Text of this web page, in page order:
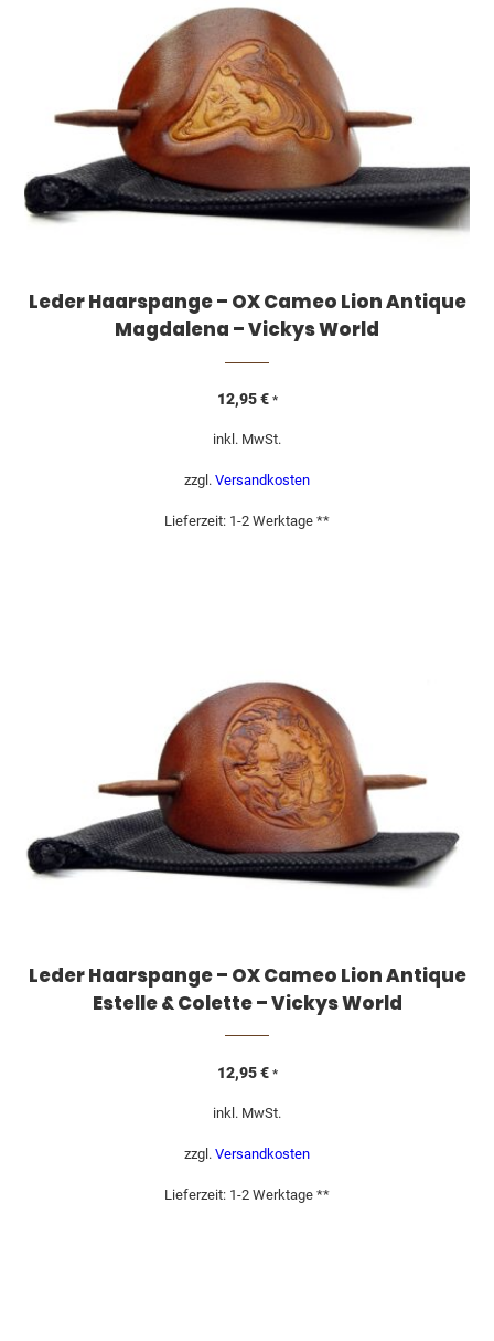
Leder Haarspange – OX Cameo Lion Antique
Magdalena – Vickys World
12,95€ *
inkl. MwSt.
zzgl. Versandkosten
Lieferzeit: 1-2 Werktage **
Leder Haarspange – OX Cameo Lion Antique
Estelle & Colette – Vickys World
12,95€ *
inkl. MwSt.
zzgl. Versandkosten
Lieferzeit: 1-2 Werktage **